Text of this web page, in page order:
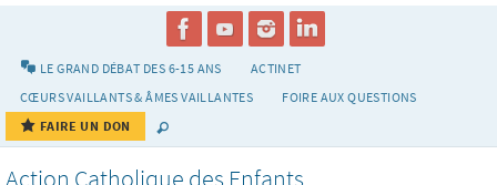
LE GRAND DÉBAT DES 6-15 ANS
ACTINET
CŒURS VAILLANTS & ÂMES VAILLANTES
FOIRE AUX QUESTIONS
FAIRE UN DON
Action Catholique des Enfants